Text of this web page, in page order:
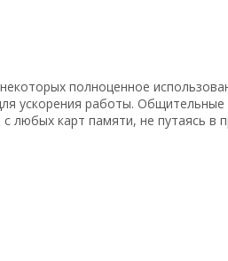
полноценное
ускорения работы.
любых карт памяти, не путаясь в